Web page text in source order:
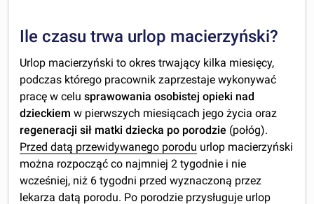
Ile czasu trwa urlop macierzyński?
Urlop macierzyński to okres trwający kilka miesięcy,
podczas którego pracownik zaprzestaje wykonywać
pracę w celu sprawowania osobistej opieki nad
dzieckiem w pierwszych miesiącach jego życia oraz
regeneracji sił matki dziecka po porodzie (połóg).
Przed datą przewidywanego porodu urlop macierzyński
można rozpocząć co najmniej 2 tygodnie i nie
wcześniej, niż 6 tygodni przed wyznaczoną przez
lekarza datą porodu. Po porodzie przysługuje urlop